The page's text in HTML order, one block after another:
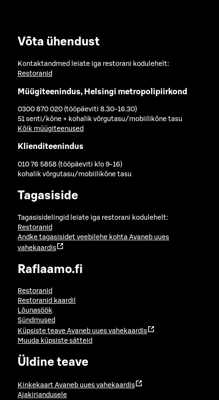
Võta ühendust
Kontaktandmed leiate iga restorani kodulehelt:
Restoranid
Müügiteenindus, Helsingi metropolipiirkond
0300 870 020 (tööpäeviti 8.30-16.30)
51 senti/kõne + kohalik võrgutasu/mobiilikõne tasu
Kõik müügiteenused
Klienditeenindus
010 76 5858 (tööpäeviti klo 9-16)
kohalik võrgutasu/mobiilikõne tasu
Tagasiside
Tagasisidelingid leiate iga restorani kodulehelt:
Restoranid
Andke tagasisidet veebilehe kohta Avaneb uues
vahekaardis
Raflaamo.fi
Restoranid
Restoranid kaardil
Lõunasöök
Sündmused
Küpsiste teave Avaneb uues vahekaardis
Muuda küpsiste sätteid
Üldine teave
Kinkekaart Avaneb uues vahekaardis
Ajakirjandusele